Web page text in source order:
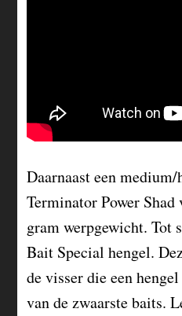
Daarnaast een
Terminator Power
gram werpgewicht. Tot
Bait Special hengel.
de visser die een
van de zwaarste baits.